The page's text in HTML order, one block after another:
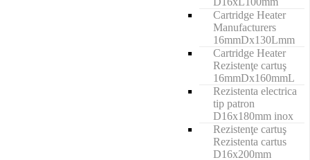
Cartridge Heater
Manufacturers
16mmDx130Lmm
Cartridge Heater
Rezistenţe cartuş
16mmDx160mmL
Rezistenta electrica
tip patron
D16x180mm inox
Rezistenţe cartuş
Rezistenta cartus
D16x200mm